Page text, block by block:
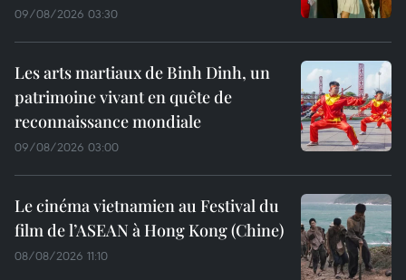
09/08/2026 03:30
Les arts martiaux de Binh Dinh, un
patrimoine vivant en quête de
reconnaissance mondiale
09/08/2026 03:00
Le cinéma vietnamien au Festival du
film de l’ASEAN à Hong Kong (Chine)
08/08/2026 11:10